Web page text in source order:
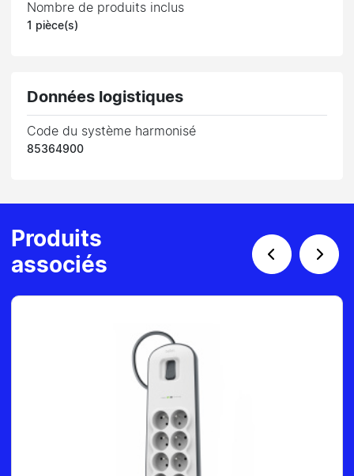
Nombre de produits inclus
1 pièce(s)
Données logistiques
Code du système harmonisé
85364900
Produits
associés